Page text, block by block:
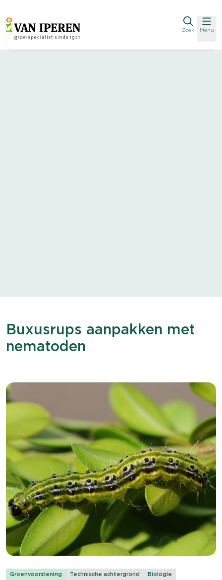
Zoek Menu
Buxusrups aanpakken met
nematoden
Groenvoorziening Technische achtergrond Biologie